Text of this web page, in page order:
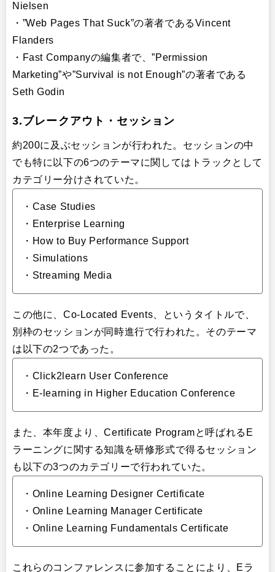
Nielsen
・”Web Pages That Suck”の著者であるVincent
Flanders
・Fast Companyの編集者で、”Permission
Marketing”や”Survival is not Enough”の著者である
Seth Godin
3.ブレークアウト・セッション
約200に及ぶセッションが行われた。セッションの中
でも特に以下の6つのテーマに関してはトラックとして
カテゴリー分けされていた。
・Case Studies
・Enterprise Learning
・How to Buy Performance Support
・Simulations
・Streaming Media
この他に、Co-Located Events、というタイトルで、
別枠のセッションが同時進行で行われた。そのテーマ
は以下の2つであった。
・Click2learn User Conference
・E-learning in Higher Education Conference
また、本年度より、Certificate Programと呼ばれるE
ラーニングに関する知識を研修形式で得るセッション
も以下の3つのカテゴリーで行われていた。
・Online Learning Designer Certificate
・Online Learning Manager Certificate
・Online Learning Fundamentals Certificate
これらのコンファレンスに参加することにより、Eラ